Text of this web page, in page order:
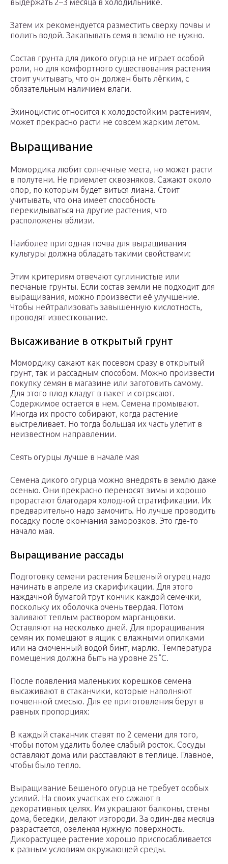
выдержать 2–3 месяца в холодильнике.
Затем их рекомендуется разместить сверху почвы и
полить водой. Закапывать семя в землю не нужно.
Состав грунта для дикого огурца не играет особой
роли, но для комфортного существования растения
стоит учитывать, что он должен быть лёгким, с
обязательным наличием влаги.
Эхиноцистис относится к холодостойким растениям,
может прекрасно расти не совсем жарким летом.
Выращивание
Момордика любит солнечные места, но может расти
в полутени. Не приемлет сквозняков. Сажают около
опор, по которым будет виться лиана. Стоит
учитывать, что она имеет способность
перекидываться на другие растения, что
расположены вблизи.
Наиболее пригодная почва для выращивания
культуры должна обладать такими свойствами:
Этим критериям отвечают суглинистые или
песчаные грунты. Если состав земли не подходит для
выращивания, можно произвести её улучшение.
Чтобы нейтрализовать завышенную кислотность,
проводят известкование.
Высаживание в открытый грунт
Момордику сажают как посевом сразу в открытый
грунт, так и рассадным способом. Можно произвести
покупку семян в магазине или заготовить самому.
Для этого плод кладут в пакет и сотрясают.
Содержимое остается в нем. Семена промывают.
Иногда их просто собирают, когда растение
выстреливает. Но тогда большая их часть улетит в
неизвестном направлении.
Сеять огурцы лучше в начале мая
Семена дикого огурца можно внедрять в землю даже
осенью. Они прекрасно переносят зимы и хорошо
прорастают благодаря холодной стратификации. Их
предварительно надо замочить. Но лучше проводить
посадку после окончания заморозков. Это где-то
начало мая.
Выращивание рассады
Подготовку семени растения Бешеный огурец надо
начинать в апреле из скарификации. Для этого
наждачной бумагой трут кончик каждой семечки,
поскольку их оболочка очень твердая. Потом
заливают теплым раствором марганцовки.
Оставляют на несколько дней. Для проращивания
семян их помещают в ящик с влажными опилками
или на смоченный водой бинт, марлю. Температура
помещения должна быть на уровне 25˚С.
После появления маленьких корешков семена
высаживают в стаканчики, которые наполняют
почвенной смесью. Для ее приготовления берут в
равных пропорциях:
В каждый стаканчик ставят по 2 семени для того,
чтобы потом удалить более слабый росток. Сосуды
оставляют дома или расставляют в теплице. Главное,
чтобы было тепло.
Выращивание Бешеного огурца не требует особых
усилий. На своих участках его сажают в
декоративных целях. Им украшают балконы, стены
дома, беседки, делают изгороди. За один-два месяца
разрастается, озеленяя нужную поверхность.
Дикорастущее растение хорошо приспосабливается
к разным условиям окружающей среды.